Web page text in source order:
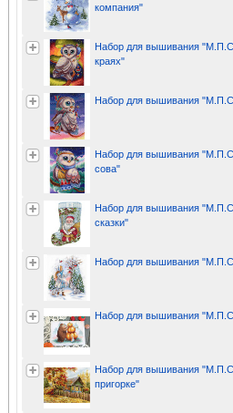
компания"
Набор для вышивания
краях"
Набор для вышивания
Набор для вышивания
сова"
Набор для вышивания
сказки"
Набор для вышивания
Набор для вышивания
Набор для вышивания
пригорке"